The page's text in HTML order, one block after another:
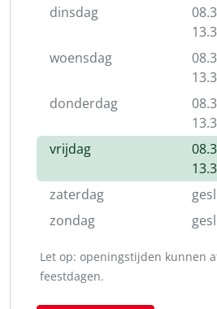
dinsdag
woensdag
donderdag
vrijdag
zaterdag
zondag
Let op: openingstijden kunnen
feestdagen.